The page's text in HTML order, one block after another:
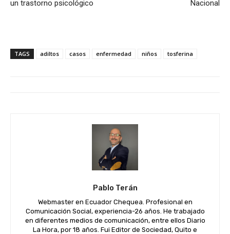
un trastorno psicológico
Nacional
TAGS adiltos casos enfermedad niños tosferina
Pablo Terán
Webmaster en Ecuador Chequea. Profesional en
Comunicación Social, experiencia-26 años. He trabajado
en diferentes medios de comunicación, entre ellos Diario
La Hora, por 18 años. Fui Editor de Sociedad, Quito e